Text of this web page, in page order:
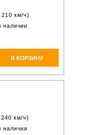
210 км/ч)
наличии
В КОРЗИНУ
240 км/ч)
наличии